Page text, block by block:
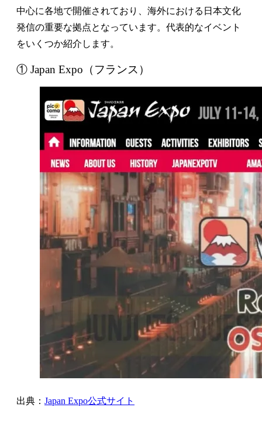
中心に各地で開催されており、海外における日本文化
発信の重要な拠点となっています。代表的なイベント
をいくつか紹介します。
① Japan Expo（フランス）
出典： Japan Expo公式サイト